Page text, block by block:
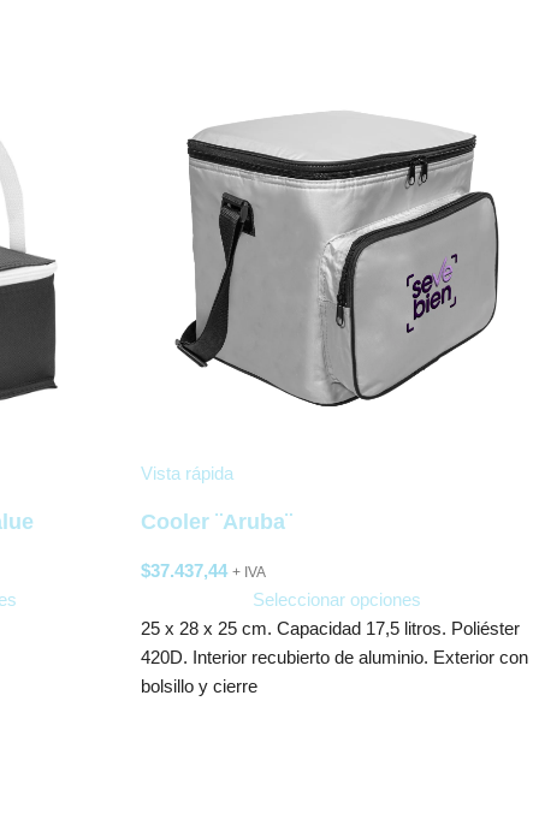
Vista rápida
Cooler ¨Aruba¨
$37.437,44 + IVA
Seleccionar opciones
25 x 28 x 25 cm. Capacidad 17,5 litros. Poliéster
420D. Interior recubierto de aluminio. Exterior con
bolsillo y cierre